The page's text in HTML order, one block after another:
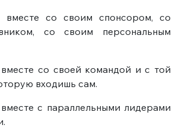
вместе со своим спонсором, со
со своим персональным
со своей командой и с той
входишь сам.
с параллельными лидерами